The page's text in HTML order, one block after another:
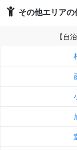
その他エリア
【自